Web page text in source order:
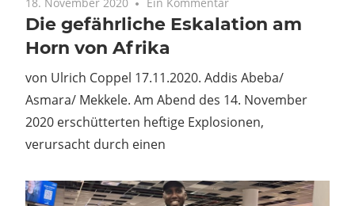
Die gefährliche Eskalation am
Horn von Afrika
von Ulrich Coppel 17.11.2020. Addis Abeba/
Asmara/ Mekkele. Am Abend des 14. November
2020 erschütterten heftige Explosionen,
verursacht durch einen